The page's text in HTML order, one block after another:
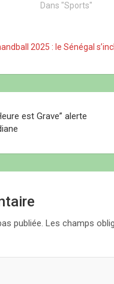
Dans "Sports"
2025 : le Sénégal
est Grave” alerte
publiée. Les champs